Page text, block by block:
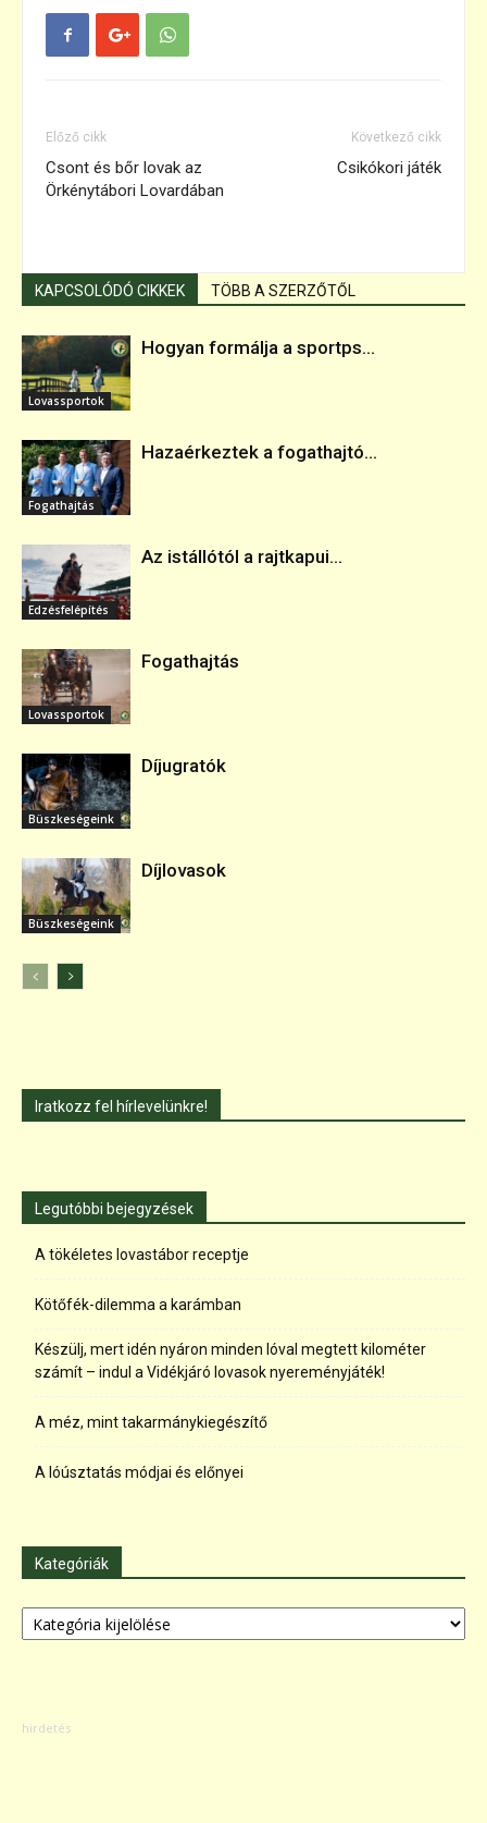
Előző cikk
Csont és bőr lovak az
Örkénytábori Lovardában
Következő cikk
Csikókori játék
KAPCSOLÓDÓ CIKKEK TÖBB A SZERZŐTŐL
Lovassportok
Hogyan formálja a sportps...
Fogathajtás
Hazaérkeztek a fogathajtó...
Edzésfelépítés
Az istállótól a rajtkapui...
Lovassportok
Fogathajtás
Büszkeségeink
Díjugratók
Büszkeségeink
Díjlovasok
Iratkozz fel hírlevelünkre!
Legutóbbi bejegyzések
A tökéletes lovastábor receptje
Kötőfék-dilemma a karámban
Készülj, mert idén nyáron minden lóval megtett kilométer
számít – indul a Vidékjáró lovasok nyereményjáték!
A méz, mint takarmánykiegészítő
A lóúsztatás módjai és előnyei
Kategóriák
Kategóriák